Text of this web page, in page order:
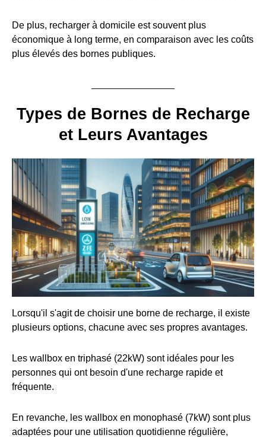
De plus, recharger à domicile est souvent plus
économique à long terme, en comparaison avec les coûts
plus élevés des bornes publiques.
Types de Bornes de Recharge
et Leurs Avantages
Lorsqu'il s'agit de choisir une borne de recharge, il existe
plusieurs options, chacune avec ses propres avantages.
Les wallbox en triphasé (22kW) sont idéales pour les
personnes qui ont besoin d'une recharge rapide et
fréquente.
En revanche, les wallbox en monophasé (7kW) sont plus
adaptées pour une utilisation quotidienne régulière,